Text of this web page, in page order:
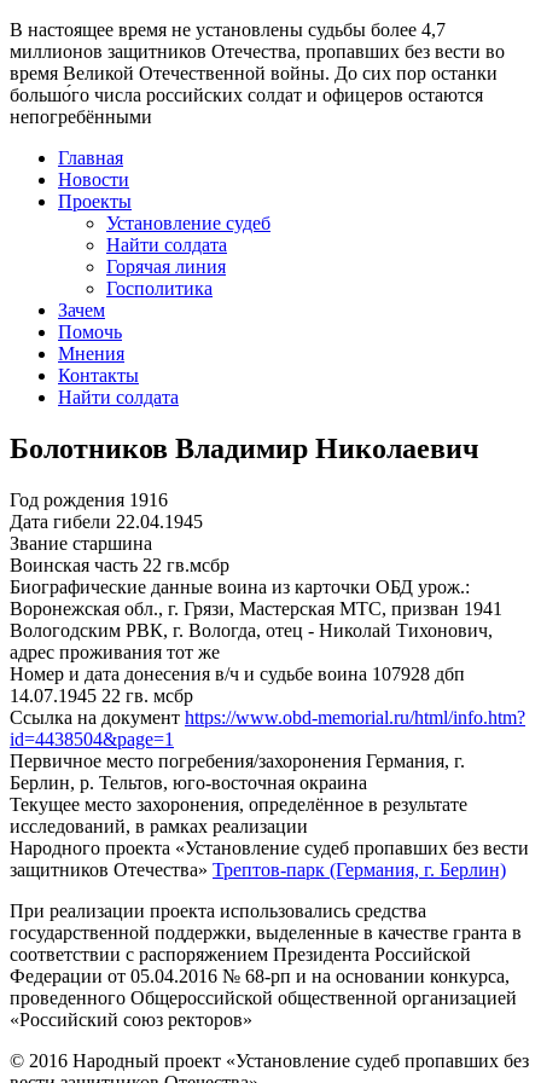
В настоящее время не установлены судьбы более 4,7
миллионов защитников Отечества, пропавших без вести во
время Великой Отечественной войны. До сих пор останки
большо́го числа российских солдат и офицеров остаются
непогребёнными
Главная
Новости
Проекты
Установление судеб
Найти солдата
Горячая линия
Госполитика
Зачем
Помочь
Мнения
Контакты
Найти солдата
Болотников Владимир Николаевич
Год рождения 1916
Дата гибели 22.04.1945
Звание старшина
Воинская часть 22 гв.мсбр
Биографические данные воина из карточки ОБД урож.:
Воронежская обл., г. Грязи, Мастерская МТС, призван 1941
Вологодским РВК, г. Вологда, отец - Николай Тихонович,
адрес проживания тот же
Номер и дата донесения в/ч и судьбе воина 107928 дбп
14.07.1945 22 гв. мсбр
Ссылка на документ https://www.obd-memorial.ru/html/info.htm?
id=4438504&page=1
Первичное место погребения/захоронения Германия, г.
Берлин, р. Тельтов, юго-восточная окраина
Текущее место захоронения, определённое в результате
исследований, в рамках реализации
Народного проекта «Установление судеб пропавших без вести
защитников Отечества» Трептов-парк (Германия, г. Берлин)
При реализации проекта использовались средства
государственной поддержки, выделенные в качестве гранта в
соответствии с распоряжением Президента Российской
Федерации от 05.04.2016 № 68-рп и на основании конкурса,
проведенного Общероссийской общественной организацией
«Российский союз ректоров»
© 2016 Народный проект «Установление судеб пропавших без